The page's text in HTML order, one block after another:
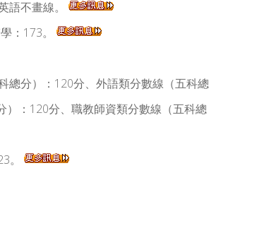
語不畫線。
：173。
總分）：120分、外語類分數線（五科總
：120分、職教師資類分數線（五科總
。